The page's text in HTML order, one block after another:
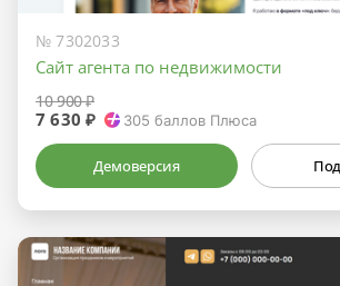
№ 7302033
Сайт агента по недвижимости
10 900 ₽
7 630 ₽ 305 баллов Плюса
Демоверсия